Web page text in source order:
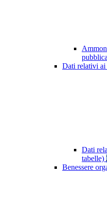
Dati relativi ai
Dati
tabelle)
Benessere